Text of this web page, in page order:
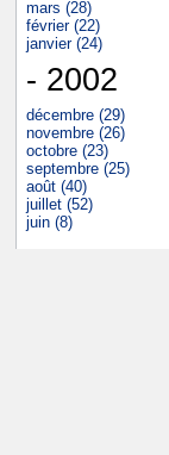
mars (28)
février (22)
janvier (24)
- 2002
décembre (29)
novembre (26)
octobre (23)
septembre (25)
août (40)
juillet (52)
juin (8)